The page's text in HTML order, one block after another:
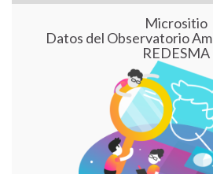
Micrositio
Datos del Observatorio
REDESMA